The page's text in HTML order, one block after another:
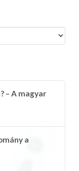
– A magyar
a